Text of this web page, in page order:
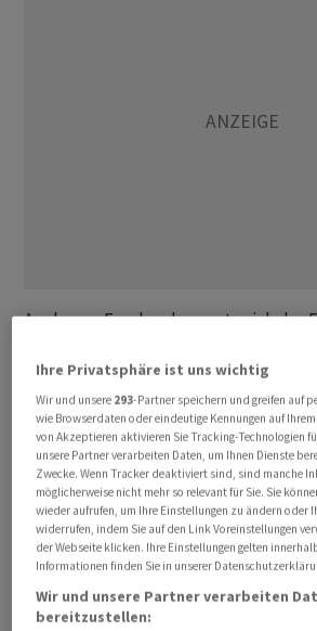
Auch zum Franken bewegte sich der
bei 0,9634 gehandelt nach 0,9622 am
USD/CHF ging derweil bei 0,8659
Am Donnerstag hatte eine Dollar-
Druck gesetzt, und der Kurs war um
abgerutscht. Unter anderem hatten
Arbeitsmarkt der Vereinigten
auf weiter steigende Zinsen durch
Fed im Kampf gegen die hohe
Aussicht auf Zinserhöhungen stützt
Ihre Privatsphäre ist uns wichtig
Wir und unsere 293-Partner speichern und greifen auf
wie Browserdaten oder eindeutige Kennungen auf
von Akzeptieren aktivieren Sie Tracking-Technologien
unsere Partner verarbeiten Daten, um Ihnen Dienste
Zwecke. Wenn Tracker deaktiviert sind, sind manche
möglicherweise nicht mehr so relevant für Sie. Sie
wieder aufrufen, um Ihre Einstellungen zu ändern oder
widerrufen, indem Sie auf den Link Voreinstellungen
der Webseite klicken. Ihre Einstellungen gelten
Informationen finden Sie in unserer
Wir und unsere Partner verarbeiten
bereitzustellen: